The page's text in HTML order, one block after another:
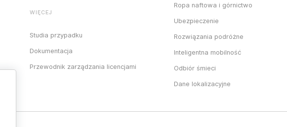
WIĘCEJ
Studia przypadku
Dokumentacja
Przewodnik zarządzania licencjami
Ropa naftowa i górnictwo
Ubezpieczenie
Rozwiązania podróżne
Inteligentna mobilność
Odbiór śmieci
Dane lokalizacyjne